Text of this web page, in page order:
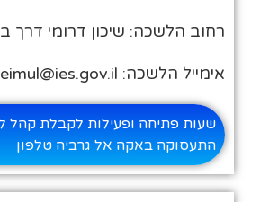
רחוב הלשכה: שיכון דרומי דרך
אימייל הלשכה: tahaneimul@ies.gov.il
שעות פתיחה ופעילות לקבלת קהל
התעסוקה באקה אל גרביה טלפון